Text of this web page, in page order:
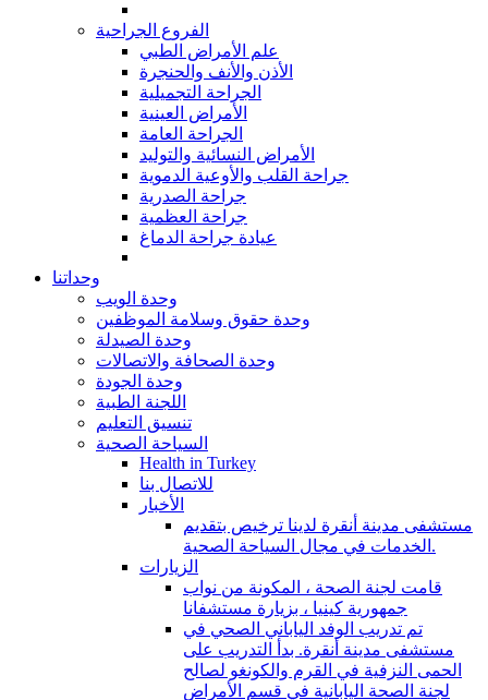
الفروع الجراحية
علم الأمراض الطبي
الأذن والأنف والحنجرة
الجراحة التجميلية
الأمراض العينية
الجراحة العامة
الأمراض النسائية والتوليد
جراحة القلب والأوعية الدموية
جراحة الصدرية
جراحة العظمية
عيادة جراحة الدماغ
وحداتنا
وحدة الويب
وحدة حقوق وسلامة الموظفين
وحدة الصيدلة
وحدة الصحافة والاتصالات
وحدة الجودة
اللجنة الطبية
تنسيق التعليم
السياحة الصحية
Health in Turkey
للاتصال بنا
الأخبار
مستشفى مدينة أنقرة لدينا ترخيص بتقديم
الخدمات في مجال السياحة الصحية.
الزيارات
قامت لجنة الصحة ، المكونة من نواب
جمهورية كينيا ، بزيارة مستشفانا
تم تدريب الوفد الياباني الصحي في
مستشفى مدينة أنقرة. بدأ التدريب على
الحمى النزفية في القرم والكونغو لصالح
لجنة الصحة اليابانية في قسم الأمراض